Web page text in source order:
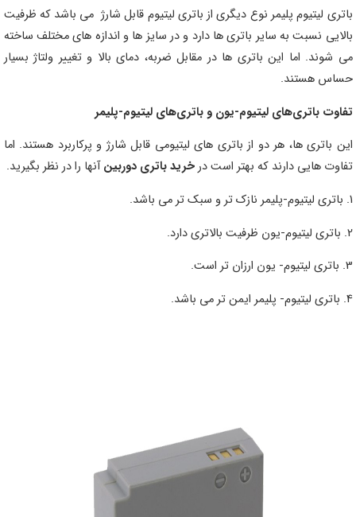
باتری لیتیوم پلیمر نوع دیگری از باتری لیتیوم قابل شارژ می باشد که ظرفیت
بالایی نسبت به سایر باتری ها دارد و در سایز ها و اندازه های مختلف ساخته
می شوند. اما این باتری ها در مقابل ضربه، دمای بالا و تغییر ولتاژ بسیار
حساس هستند.
تفاوت باتری‌های لیتیوم-یون و باتری‌های لیتیوم-پلیمر
این باتری ها، هر دو از باتری های لیتیومی قابل شارژ و پرکاربرد هستند. اما
تفاوت هایی دارند که بهتر است درخرید باتری دوربینآنها را در نظر بگیرید.
1. باتری لیتیوم-پلیمر نازک تر و سبک تر می باشد.
2. باتری لیتیوم-یون ظرفیت بالاتری دارد.
3. باتری لیتیوم- یون ارزان تر است.
4. باتری لیتیوم- پلیمر ایمن تر می باشد.